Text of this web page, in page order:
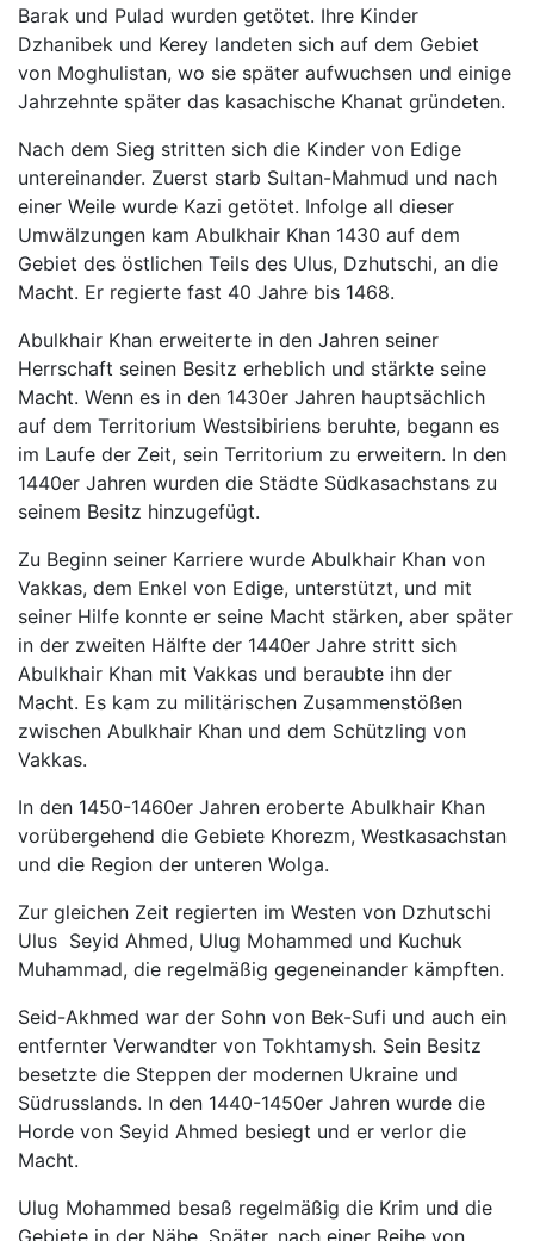
Barak und Pulad wurden getötet. Ihre Kinder
Dzhanibek und Kerey landeten sich auf dem Gebiet
von Moghulistan, wo sie später aufwuchsen und einige
Jahrzehnte später das kasachische Khanat gründeten.
Nach dem Sieg stritten sich die Kinder von Edige
untereinander. Zuerst starb Sultan-Mahmud und nach
einer Weile wurde Kazi getötet. Infolge all dieser
Umwälzungen kam Abulkhair Khan 1430 auf dem
Gebiet des östlichen Teils des Ulus, Dzhutschi, an die
Macht. Er regierte fast 40 Jahre bis 1468.
Abulkhair Khan erweiterte in den Jahren seiner
Herrschaft seinen Besitz erheblich und stärkte seine
Macht. Wenn es in den 1430er Jahren hauptsächlich
auf dem Territorium Westsibiriens beruhte, begann es
im Laufe der Zeit, sein Territorium zu erweitern. In den
1440er Jahren wurden die Städte Südkasachstans zu
seinem Besitz hinzugefügt.
Zu Beginn seiner Karriere wurde Abulkhair Khan von
Vakkas, dem Enkel von Edige, unterstützt, und mit
seiner Hilfe konnte er seine Macht stärken, aber später
in der zweiten Hälfte der 1440er Jahre stritt sich
Abulkhair Khan mit Vakkas und beraubte ihn der
Macht. Es kam zu militärischen Zusammenstößen
zwischen Abulkhair Khan und dem Schützling von
Vakkas.
In den 1450-1460er Jahren eroberte Abulkhair Khan
vorübergehend die Gebiete Khorezm, Westkasachstan
und die Region der unteren Wolga.
Zur gleichen Zeit regierten im Westen von Dzhutschi
Ulus Seyid Ahmed, Ulug Mohammed und Kuchuk
Muhammad, die regelmäßig gegeneinander kämpften.
Seid-Akhmed war der Sohn von Bek-Sufi und auch ein
entfernter Verwandter von Tokhtamysh. Sein Besitz
besetzte die Steppen der modernen Ukraine und
Südrusslands. In den 1440-1450er Jahren wurde die
Horde von Seyid Ahmed besiegt und er verlor die
Macht.
Ulug Mohammed besaß regelmäßig die Krim und die
Gebiete in der Nähe. Später, nach einer Reihe von